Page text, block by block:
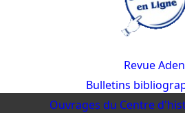
Revue Aden
Bulletins
Ouvrages du Centre